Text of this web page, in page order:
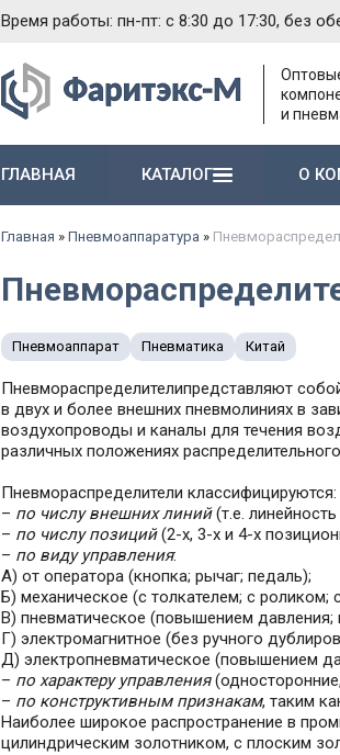
Время работы: пн-пт: с 8:30 до 17:30, без
и
ГЛАВНАЯ КАТАЛОГ О
Главная » Пневмоаппаратура »
Пневмоаппарат Пневматика Китай
Пневмораспределителипредставляют
в двух и более внешних пневмолиниях в
воздухопроводы и каналы для течения
различных положениях
Пневмораспределители классифицируются:
– по числу внешних линий(т.е.
– по числу позиций(2-х, 3-х и 4-х
– по виду управления:
А) от оператора (кнопка; рычаг; педаль);
Б) механическое (с толкателем; с
В) пневматическое (повышением давления;
Г) электромагнитное (без ручного
Д) электропневматическое (повышением
– по характеру управления
– по конструктивным признакам, таким
Наиболее широкое распространение в
цилиндрическим золотником, с плоским